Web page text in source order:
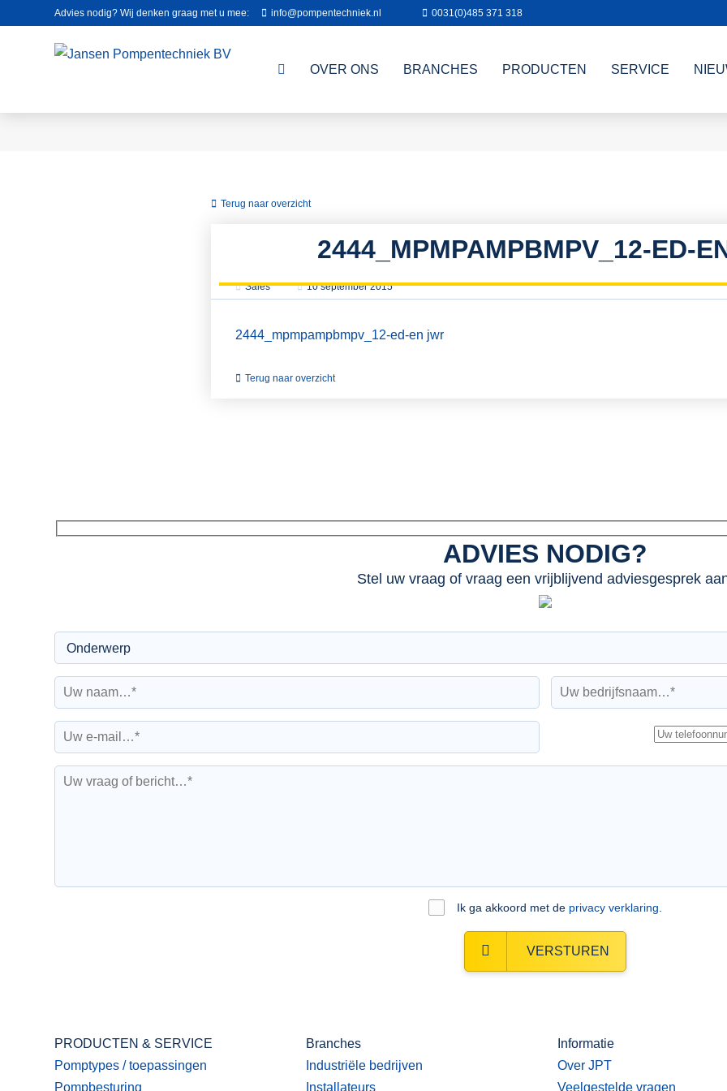
Advies nodig? Wij denken graag met u mee: info@pompentechniek.nl 0031(0)485 371 318
OVER ONS BRANCHES PRODUCTEN SERVICE
Terug naar overzicht
2444_MPMPAMPBMPV_12-ED-
Sales 10 september 2015
2444_mpmpampbmpv_12-ed-en jwr
Terug naar overzicht
ADVIES NODIG?
Stel uw vraag of vraag een vrijblijvend adviesgesprek
Ik ga akkoord met de privacy verklaring
VERSTUREN
PRODUCTEN & SERVICE
Pomptypes / toepassingen
Pompbesturing
Branches
Industriële bedrijven
Installateurs
Informatie
Over JPT
Veelgestelde vragen